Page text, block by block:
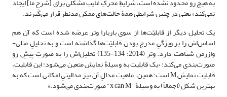
به هیچ رو محدود نشده است، شرایطِ محرکِ غایب مشکلی برای [شرحِ ما] ایجاد
نمی‌کند» یعنی در چنین شرایطی همۀ حالت‌های ممکن مدنظر قرار می‌گیرند.
یک تحلیلِ دیگر از قابلیّت‌ها از سوی باربارا وتر عرضه شده است که آن هم
اساس‌اش را بر ویژگیِ مدرج بودنِ قابلیّت‌ها گذاشته است و به تحلیلِ منلی-
وازرمن شباهت دارد. وتر (2014: 134-135) تحلیل‌اش را به صورتِ پیشِ رو
صورت‌بندی می‌کند: «یک قابلیت به وسیلۀ نمایش متعین می‌شود: این قابلیت،
قابلیتِ نمایشِ M است؛ همین. ماهیتِ مدالِ آن نیز مدالیتیِ امکانی است که به
بهترین شکل (اجمالاً) به وسیلۀ "x can M" صورت‌بندی می‌شود.»